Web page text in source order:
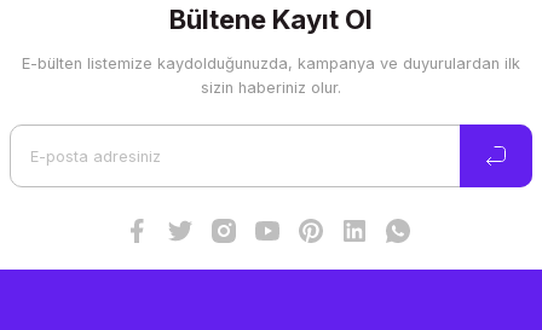
Görüş ve önerileriniz için teşekkür ederiz.
Ürün resmi kalitesiz, bozuk veya görüntülenemiyor.
Bültene Kayıt Ol
E-bülten listemize kaydolduğunuzda, kampanya ve duyurulardan ilk
sizin haberiniz olur.